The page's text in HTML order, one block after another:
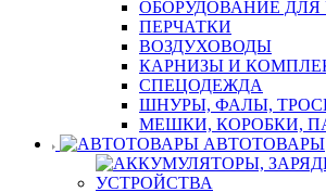
ОБОРУДОВАНИЕ ДЛЯ
ПЕРЧАТКИ
ВОЗДУХОВОДЫ
КАРНИЗЫ И
СПЕЦОДЕЖДА
ШНУРЫ, ФАЛЫ,
МЕШКИ, КОРОБКИ,
АВТОТОВАРЫ